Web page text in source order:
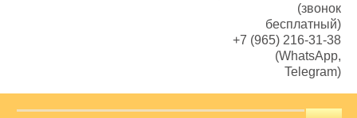
(звонок
бесплатный)
+7 (965) 216-31-38
(WhatsApp,
Telegram)